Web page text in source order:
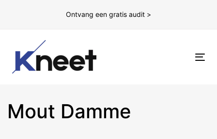
Ontvang een gratis audit >
Mout Damme